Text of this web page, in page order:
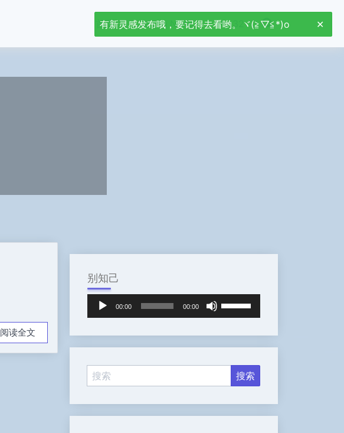
首页 Jetson Nano stm32
阅读全文
别知己
放
00:00 00:00
/
箭
来
增
有新灵感发布哦，要记得去看哟。ヾ(≧▽≦*)o